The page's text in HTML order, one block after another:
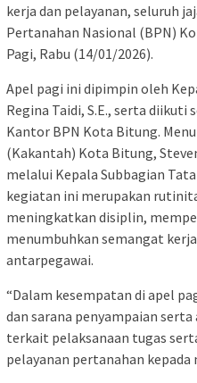
kerja dan pelayanan, seluruh
Pertanahan Nasional (BPN)
Pagi, Rabu (14/01/2026).
Apel pagi ini dipimpin oleh
Regina Taidi, S.E., serta
Kantor BPN Kota Bitung.
(Kakantah) Kota Bitung, Steven
melalui Kepala Subbagian
kegiatan ini merupakan
meningkatkan disiplin,
menumbuhkan semangat
antarpegawai.
“Dalam kesempatan di apel
dan sarana penyampaian
terkait pelaksanaan tugas
pelayanan pertanahan kepada